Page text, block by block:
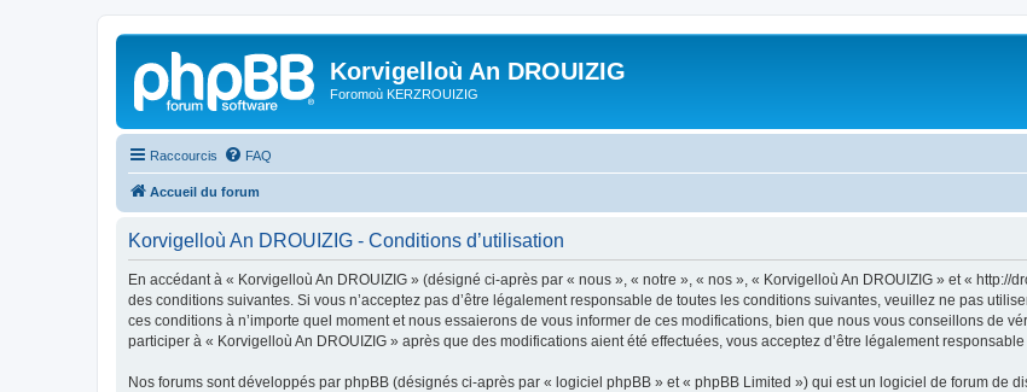
Korvigelloù An DROUIZIG
Foromoù KERZROUIZIG
Raccourcis FAQ
Accueil du forum
Korvigelloù An DROUIZIG - Conditions d’utilisation
En accédant à « Korvigelloù An DROUIZIG » (désigné ci-après par « nous », « notre », « nos », « Korvigelloù An DROUIZIG » et « http://
des conditions suivantes. Si vous n’acceptez pas d’être légalement responsable de toutes les conditions suivantes, veuillez ne pas
ces conditions à n’importe quel moment et nous essaierons de vous informer de ces modifications, bien que nous vous conseillons de
participer à « Korvigelloù An DROUIZIG » après que des modifications aient été effectuées, vous acceptez d’être légalement
Nos forums sont développés par phpBB (désignés ci-après par « logiciel phpBB » et « phpBB Limited ») qui est un logiciel de forum de